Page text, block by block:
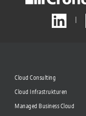
Cloud Consulting
Cloud Infrastrukturen
Managed Business Cloud